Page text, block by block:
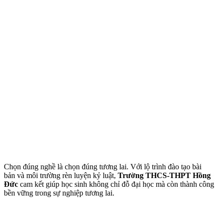
Chọn đúng nghề là chọn đúng tương lai. Với lộ trình đào tạo bài
bản và môi trường rèn luyện kỷ luật, Trường THCS-THPT Hồng
Đức cam kết giúp học sinh không chỉ đỗ đại học mà còn thành công
bền vững trong sự nghiệp tương lai.